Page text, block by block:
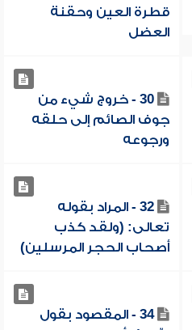
قطرة العين وحقنة
العضل
30 - خروج شيء من
جوف الصائم إلى حلقه
ورجوعه
32 - المراد بقوله
تعالى: (ولقد كذب
أصحاب الحجر المرسلين)
34 - المقصود بقول